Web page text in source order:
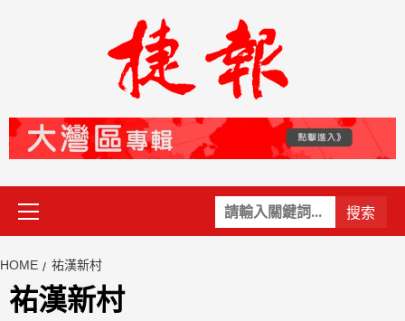
關
鍵
Primary
Menu
HOME 祐漢新村
祐漢新村